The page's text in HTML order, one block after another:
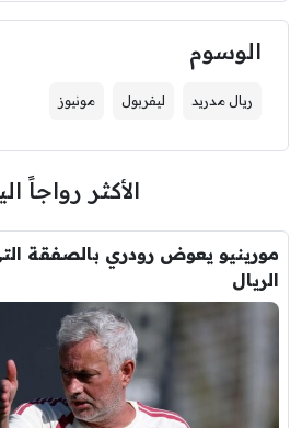
الوسوم
ريال مدريد ليفربول مونيوز
الأكثر رواجاً
مورينيو يعوض رودري بالصفقة
الريال